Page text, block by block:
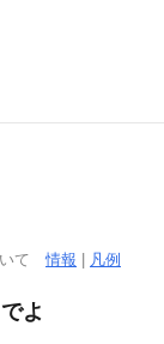
いて情報 | 凡例
よ